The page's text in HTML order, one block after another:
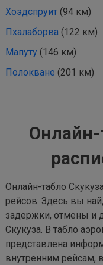
Хоэдспруит (94 км)
Пхалаборва (122 км)
Мапуту (146 км)
Полокване (201 км)
Онлайн-
Онлайн-табло
рейсов. Здесь вы
задержки, отмены и
Скукуза. В табло
представлена
внутренним рейсам,